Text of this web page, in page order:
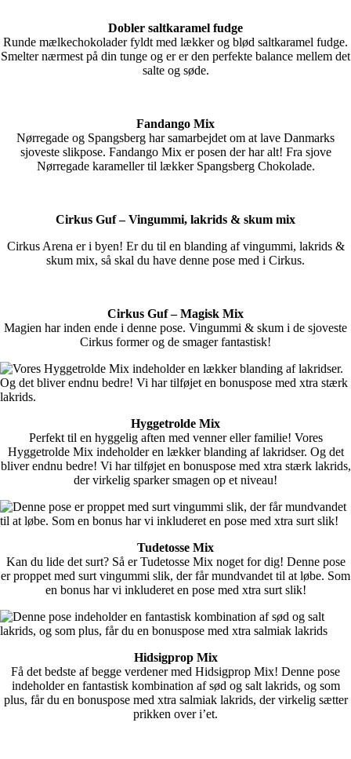
Dobler saltkaramel fudge
Runde mælkechokolader fyldt med lækker og blød saltkaramel fudge.
Smelter nærmest på din tunge og er er den perfekte balance mellem det
salte og søde.
Fandango Mix
Nørregade og Spangsberg har samarbejdet om at lave Danmarks
sjoveste slikpose. Fandango Mix er posen der har alt! Fra sjove
Nørregade karameller til lækker Spangsberg Chokolade.
Cirkus Guf – Vingummi, lakrids & skum mix
Cirkus Arena er i byen! Er du til en blanding af vingummi, lakrids &
skum mix, så skal du have denne pose med i Cirkus.
Cirkus Guf – Magisk Mix
Magien har inden ende i denne pose. Vingummi & skum i de sjoveste
Cirkus former og de smager fantastisk!
Hyggetrolde Mix
Perfekt til en hyggelig aften med venner eller familie! Vores
Hyggetrolde Mix indeholder en lækker blanding af lakridser. Og det
bliver endnu bedre! Vi har tilføjet en bonuspose med xtra stærk lakrids,
der virkelig sparker smagen op et niveau!
Tudetosse Mix
Kan du lide det surt? Så er Tudetosse Mix noget for dig! Denne pose
er proppet med surt vingummi slik, der får mundvandet til at løbe. Som
en bonus har vi inkluderet en pose med xtra surt slik!
Hidsigprop Mix
Få det bedste af begge verdener med Hidsigprop Mix! Denne pose
indeholder en fantastisk kombination af sød og salt lakrids, og som
plus, får du en bonuspose med xtra salmiak lakrids, der virkelig sætter
prikken over i’et.